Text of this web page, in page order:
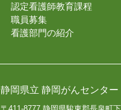
認定看護師教育課程
職員募集
看護部門の紹介
静岡県立 静岡がんセンター